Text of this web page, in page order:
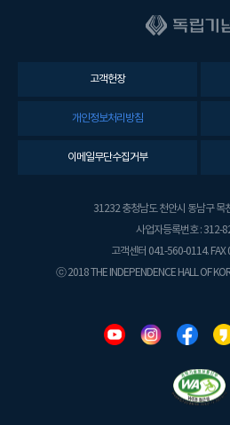
고객헌장
개인정보처리방침
이메일무단수집거부
31232 충청남도 천안시 동남구 목
사업자등록번호 : 312-
고객센터 041-560-0114.
ⓒ 2018 THE INDEPENDENCE HALL OF